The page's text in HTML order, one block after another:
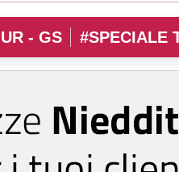
- GS #SPECIALE